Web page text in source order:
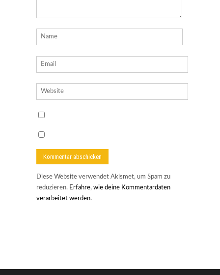
Diese Website verwendet Akismet, um Spam zu
reduzieren. Erfahre, wie deine Kommentardaten
verarbeitet werden.